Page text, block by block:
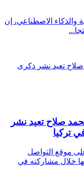
والذكاء الاصطناعي، إن
صلاح تعيد نشر
تركيا
موقع التواصل
خلال مشاركته في